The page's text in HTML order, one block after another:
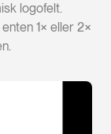
logofelt.
1× eller 2×